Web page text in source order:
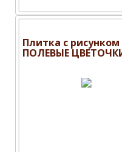
Плитка с
ПОЛЕВЫЕ